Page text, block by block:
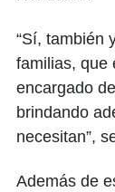
“Sí, también
familias, que
encargado
brindando
necesitan”,
Además de